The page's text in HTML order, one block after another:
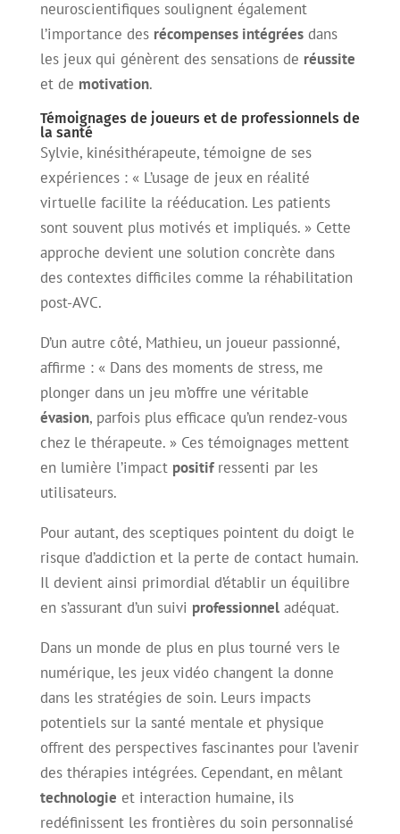
neuroscientifiques soulignent également
l’importance des récompenses intégréesdans
les jeux qui génèrent des sensations de réussite
et de motivation.
Témoignages de joueurs et de professionnels de
la santé
Sylvie, kinésithérapeute, témoigne de ses
expériences : « L’usage de jeux en réalité
virtuelle facilite la rééducation. Les patients
sont souvent plus motivés et impliqués. » Cette
approche devient une solution concrète dans
des contextes difficiles comme la réhabilitation
post-AVC.
D’un autre côté, Mathieu, un joueur passionné,
affirme : « Dans des moments de stress, me
plonger dans un jeu m’offre une véritable
évasion, parfois plus efficace qu’un rendez-vous
chez le thérapeute. » Ces témoignages mettent
en lumière l’impact positifressenti par les
utilisateurs.
Pour autant, des sceptiques pointent du doigt le
risque d’addiction et la perte de contact humain.
Il devient ainsi primordial d’établir un équilibre
en s’assurant d’un suivi professionneladéquat.
Dans un monde de plus en plus tourné vers le
numérique, les jeux vidéo changent la donne
dans les stratégies de soin. Leurs impacts
potentiels sur la santé mentale et physique
offrent des perspectives fascinantes pour l’avenir
des thérapies intégrées. Cependant, en mêlant
technologie et interaction humaine, ils
redéfinissent les frontières du soin personnalisé